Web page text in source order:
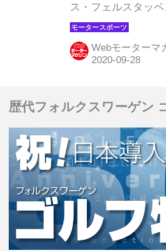
ス・フェルスタッ
た。ホンダ勢がつい
果たすと同時に、9
成した。では、各ド
Webモーターマ
歴代フォルクスワーゲン